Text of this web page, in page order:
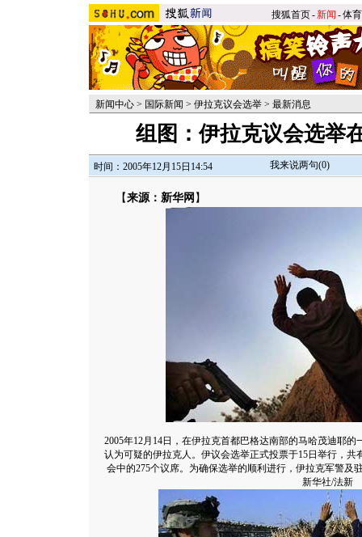
搜狐首页-新闻 -体育
新闻中心 > 国际新闻 > 伊拉克议会选举 > 最新消息
组图：伊拉克议会选举
时间：2005年12月15日14:54 我来说两句(0)
【来源：新华网 】
2005年12月14日，在伊拉克首都巴格达南部的马哈茂迪耶
认为可疑的伊拉克人。伊议会选举正式投票于15日举行，共
会中的275个议席。为确保选举的顺利进行，伊拉克军警及
新华社/法新